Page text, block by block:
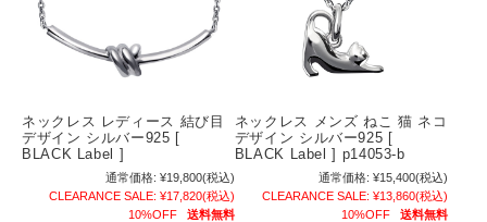
ネックレス レディース 結び目
デザイン シルバー925 [
BLACK Label ]
通常価格: ¥19,800(税込)
CLEARANCE SALE: ¥17,820(税込)
10%OFF
送料無料
ネックレス メンズ ねこ 猫 ネコ
デザイン シルバー925 [
BLACK Label ] p14053-b
通常価格: ¥15,400(税込)
CLEARANCE SALE: ¥13,860(税込)
10%OFF
送料無料